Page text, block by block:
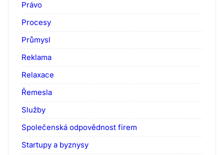
Právo
Procesy
Průmysl
Reklama
Relaxace
Řemesla
Služby
Společenská odpovědnost firem
Startupy a byznysy